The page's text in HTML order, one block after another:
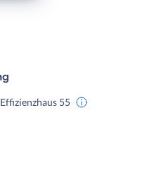
Effizienzhaus 55